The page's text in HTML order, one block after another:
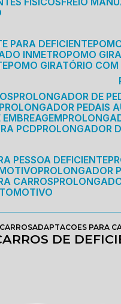
PARA DEFICIENTE
INMETRO POMO
POMO GIRATÓRIO
PROLONGADOR DE
PROLONGADOR PEDAIS
EMBREAGEM
PCD PROLONGADOR
PESSOA DEFICIENTE
CARROS
ADAPTACOES PARA
DE